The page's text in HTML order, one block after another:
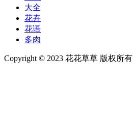
大全
花卉
花语
多肉
Copyright © 2023 花花草草 版权所有